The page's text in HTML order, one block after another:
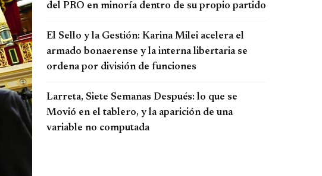
del PRO en minoría dentro de su propio partido
El Sello y la Gestión: Karina Milei acelera el
armado bonaerense y la interna libertaria se
ordena por división de funciones
Larreta, Siete Semanas Después: lo que se
Movió en el tablero, y la aparición de una
variable no computada